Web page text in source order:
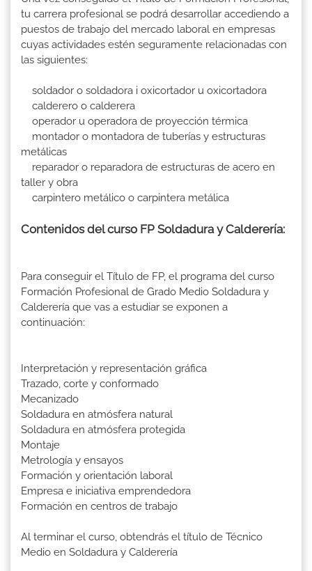
tu carrera profesional se podrá desarrollar accediendo a
puestos de trabajo del mercado laboral en empresas
cuyas actividades estén seguramente relacionadas con
las siguientes:
soldador o soldadora i oxicortador u oxicortadora
calderero o calderera
operador u operadora de proyección térmica
montador o montadora de tuberías y estructuras
metálicas
reparador o reparadora de estructuras de acero en
taller y obra
carpintero metálico o carpintera metálica
Contenidos del curso FP Soldadura y Calderería:
Para conseguir el Título de FP, el programa del curso
Formación Profesional de Grado Medio Soldadura y
Calderería que vas a estudiar se exponen a
continuación:
Interpretación y representación gráfica
Trazado, corte y conformado
Mecanizado
Soldadura en atmósfera natural
Soldadura en atmósfera protegida
Montaje
Metrología y ensayos
Formación y orientación laboral
Empresa e iniciativa emprendedora
Formación en centros de trabajo
Al terminar el curso, obtendrás el título de Técnico
Medio en Soldadura y Calderería